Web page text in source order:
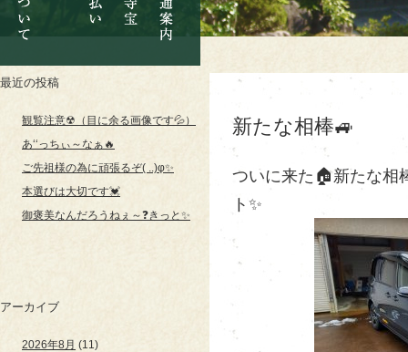
つ
い
い
寺
宝
案
内
最近の投稿
観覧注意☢（目に余る画像です💦）
あ‘‘っちぃ～なぁ🔥
ご先祖様の為に頑張るぞ( ..)φ✨
本選びは大切です💓
御褒美なんだろうねぇ～❓きっと✨
アーカイブ
2026年8月 (11)
新たな相棒🚙
ついに来た🏠新たな相
ト✨